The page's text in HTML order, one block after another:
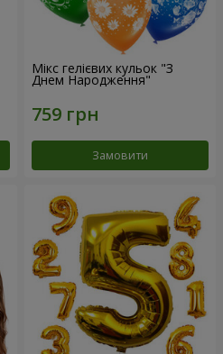
Мікс гелієвих кульок "З
Днем Народження"
Замовити